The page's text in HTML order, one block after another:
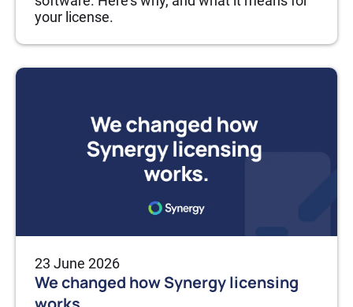
your license.
23 June 2026
We changed how Synergy licensing